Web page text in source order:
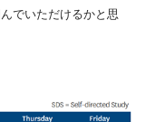
でいただけるかと思